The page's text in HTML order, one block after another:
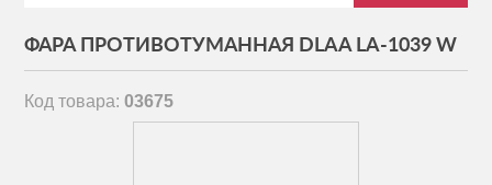
ФАРА ПРОТИВОТУМАННАЯ DLAA LA-1039 W
Код товара:03675